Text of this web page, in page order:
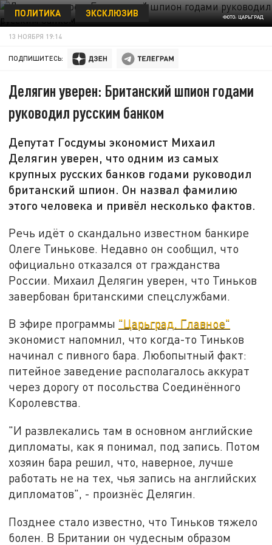
ФОТО: ЦАРЬГРАД
ПОЛИТИКА ЭКСКЛЮЗИВ
13 НОЯБРЯ 19:14
ПОДПИШИТЕСЬ:
Делягин уверен: Британский шпион годами
руководил русским банком
Депутат Госдумы экономист Михаил
Делягин уверен, что одним из самых
крупных русских банков годами руководил
британский шпион. Он назвал фамилию
этого человека и привёл несколько фактов.
Речь идёт о скандально известном банкире
Олеге Тинькове. Недавно он сообщил, что
официально отказался от гражданства
России. Михаил Делягин уверен, что Тиньков
завербован британскими спецслужбами.
В эфире программы "Царьград. Главное"
экономист напомнил, что когда-то Тиньков
начинал с пивного бара. Любопытный факт:
питейное заведение располагалось аккурат
через дорогу от посольства Соединённого
Королевства.
"И развлекались там в основном английские
дипломаты, как я понимал, под запись. Потом
хозяин бара решил, что, наверное, лучше
работать не на тех, чья запись на английских
дипломатов", - произнёс Делягин.
Позднее стало известно, что Тиньков тяжело
болен. В Британии он чудесным образом